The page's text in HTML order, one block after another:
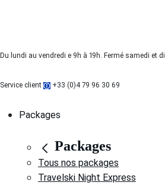
Du lundi au vendredi e 9h à 19h. Fermé samedi et
Service client +33 (0)4 79 96 30 69
Packages
Packages
Tous nos packages
Travelski Night Express